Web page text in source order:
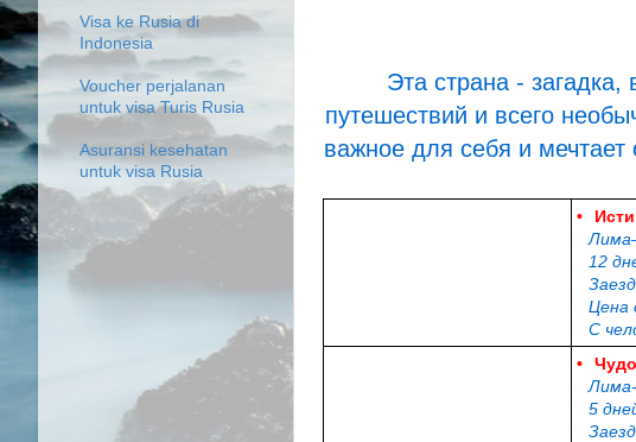
Эта страна -
путешествий и всего
важное для себя и
•
12
Цена
С
•
5
Visa ke Rusia di
Indonesia
Voucher perjalanan
untuk visa Turis Rusia
Asuransi kesehatan
untuk visa Rusia